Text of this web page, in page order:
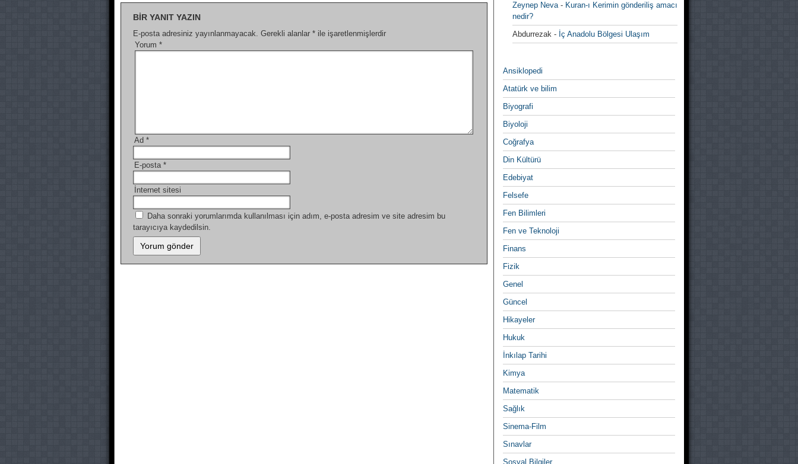
BIR YANIT YAZIN
E-posta adresiniz yayınlanmayacak. Gerekli alanlar * ile işaretlenmişlerdir
Yorum *
Ad *
E-posta *
İnternet sitesi
Daha sonraki yorumlarımda kullanılması için adım, e-posta adresim ve site adresim bu
tarayıcıya kaydedilsin.
Zeynep Neva- Kuran-ı Kerimin gönderiliş amacı
nedir?
Abdurrezak - İç Anadolu Bölgesi Ulaşım
Ansiklopedi
Atatürk ve bilim
Biyografi
Biyoloji
Coğrafya
Din Kültürü
Edebiyat
Felsefe
Fen Bilimleri
Fen ve Teknoloji
Finans
Fizik
Genel
Güncel
Hikayeler
Hukuk
İnkılap Tarihi
Kimya
Matematik
Sağlık
Sinema-Film
Sınavlar
Sosyal Bilgiler